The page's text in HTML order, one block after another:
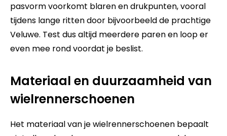
pasvorm voorkomt blaren en drukpunten, vooral
tijdens lange ritten door bijvoorbeeld de prachtige
Veluwe. Test dus altijd meerdere paren en loop er
even mee rond voordat je beslist.
Materiaal en duurzaamheid van
wielrennerschoenen
Het materiaal van je wielrennerschoenen bepaalt